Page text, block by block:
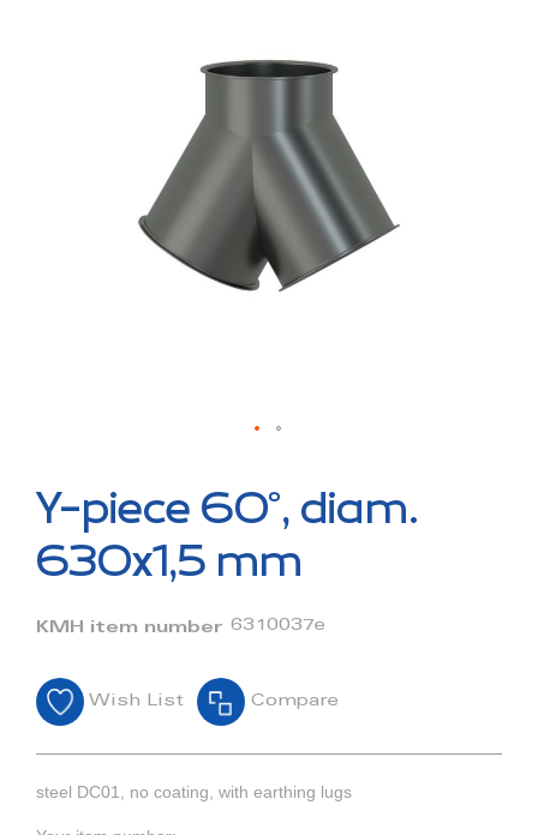
the
beginning
of
images
Y-piece 60°, diam.
630x1,5 mm
KMH item number 6310037e
Wish List Compare
steel DC01, no coating, with earthing lugs